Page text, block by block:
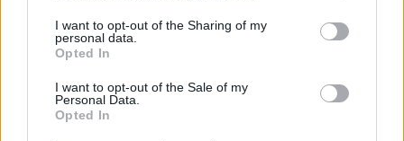
I want to opt-out of the Sharing of my
personal data.
Opted In
I want to opt-out of the Sale of my
Personal Data.
Opted In
religiose vanno segnalati 156mila buddisti,
136mila evangelici, 126mila cristiani (non
ortodossi, né cattolici evangelici o copti),
104mila induisti, 85mila sikh, 81mila copti e